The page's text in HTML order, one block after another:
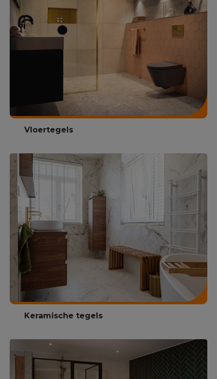
Vloertegels
Keramische tegels